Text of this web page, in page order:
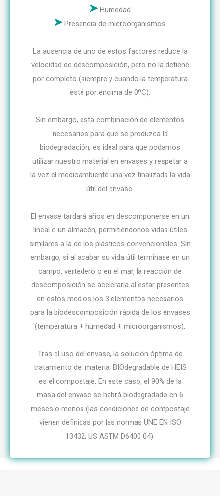
Humedad
Presencia de microorganismos
La ausencia de uno de estos factores reduce la
velocidad de descomposición, pero no la detiene
por completo (siempre y cuando la temperatura
esté por encima de 0ºC).
Sin embargo, esta combinación de elementos
necesarios para que se produzca la
biodegradación, es ideal para que podamos
utilizar nuestro material en envases y respetar a
la vez el medioambiente una vez finalizada la vida
útil del envase.
El envase tardará años en descomponerse en un
lineal o un almacén, permitiéndonos vidas útiles
similares a la de los plásticos convencionales. Sin
embargo, si al acabar su vida útil terminase en un
campo, vertedero o en el mar, la reacción de
descomposición se aceleraría al estar presentes
en estos medios los 3 elementos necesarios
para la biodescomposición rápida de los envases
(temperatura + humedad + microorganismos).
Tras el uso del envase, la solución óptima de
tratamiento del material BIOdegradable de HEIS
es el compostaje. En este caso, el 90% de la
masa del envase se habrá biodegradado en 6
meses o menos (las condiciones de compostaje
vienen definidas por las normas UNE EN ISO
13432, US ASTM D6400 04).